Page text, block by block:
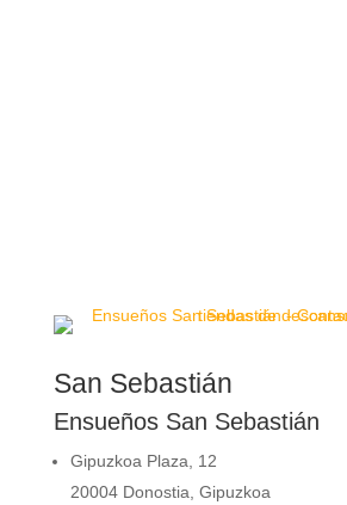
San Sebastián
Ensueños San Sebastián
Gipuzkoa Plaza, 12
20004 Donostia, Gipuzkoa